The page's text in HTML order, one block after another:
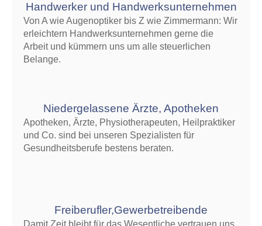
Handwerker und Hand­­werks­­un­ter­­neh­men
Von A wie Augenoptiker bis Z wie Zimmermann: Wir
erleichtern Handwerksunternehmen gerne die
Arbeit und kümmern uns um alle steuerlichen
Belange.
Nieder­gelas­sene Ärzte, Apo­theken
Apotheken, Ärzte, Physiotherapeuten, Heilpraktiker
und Co. sind bei unseren Spezialisten für
Gesundheitsberufe bestens beraten.
Freiberufler,Gewerbe­treibende